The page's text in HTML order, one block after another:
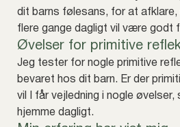
dit barns følesans, for at afklare,
flere gange dagligt vil være godt
Øvelser for primitive
Jeg tester for nogle primitive
bevaret hos dit barn. Er der
vil I får vejledning i nogle øvelser,
hjemme dagligt.